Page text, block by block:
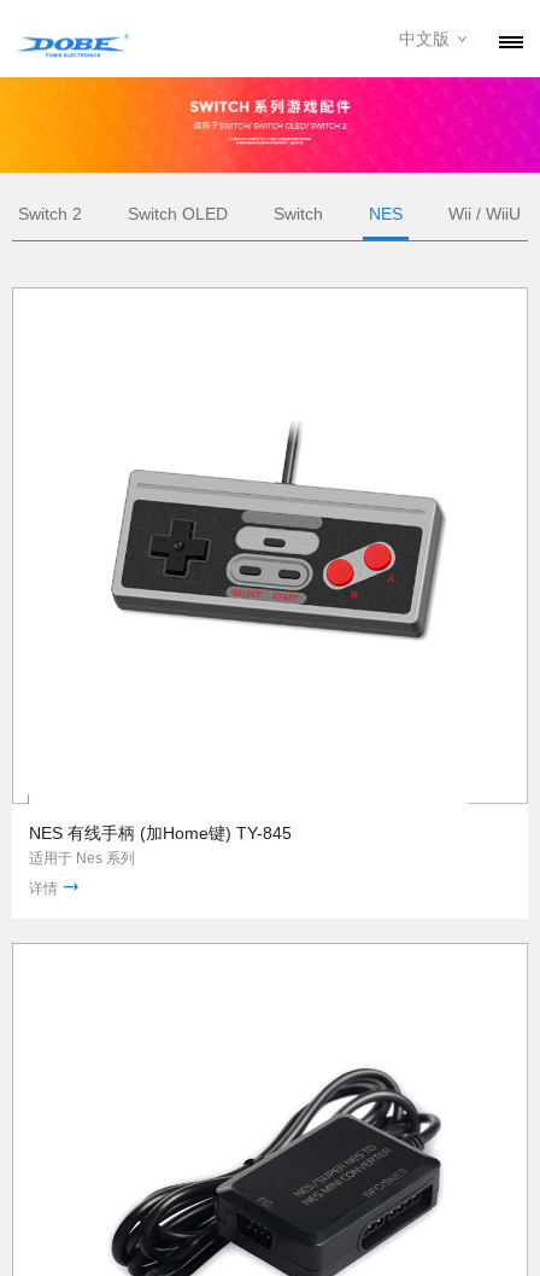
产品
资讯
中文版
Switch 2 Switch OLED Switch NES Wii / WiiU
NES 有线手柄 (加Home键) TY-845
适用于 Nes 系列
详情